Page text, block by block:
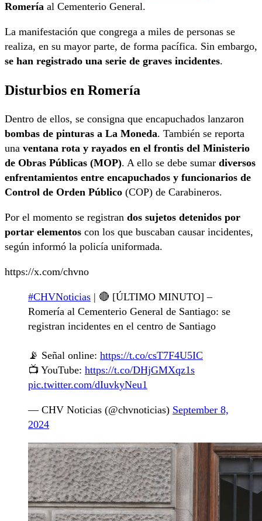
Romería al Cementerio General.
La manifestación que congrega a miles de personas se
realiza, en su mayor parte, de forma pacífica. Sin embargo,
se han registrado una serie de graves incidentes.
Disturbios en Romería
Dentro de ellos, se consigna que encapuchados lanzaron
bombas de pinturas a La Moneda. También se reporta
una ventana rota y rayados en el frontis del Ministerio
de Obras Públicas (MOP). A ello se debe sumar diversos
enfrentamientos entre encapuchados y funcionarios de
Control de Orden Público (COP) de Carabineros.
Por el momento se registran dos sujetos detenidos por
portar elementos con los que buscaban causar incidentes,
según informó la policía uniformada.
https://x.com/chvno
#CHVNoticias | 🔴 [ÚLTIMO MINUTO] –
Romería al Cementerio General de Santiago: se
registran incidentes en el centro de Santiago
📡 Señal online: https://t.co/csT7F4U5IC
📺 YouTube: https://t.co/DHjGMXqz1s
pic.twitter.com/dIuvkyNeu1
— CHV Noticias (@chvnoticias) September 8,
2024